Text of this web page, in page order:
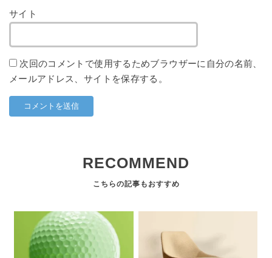
サイト
次回のコメントで使用するためブラウザーに自分の名前、
メールアドレス、サイトを保存する。
RECOMMEND